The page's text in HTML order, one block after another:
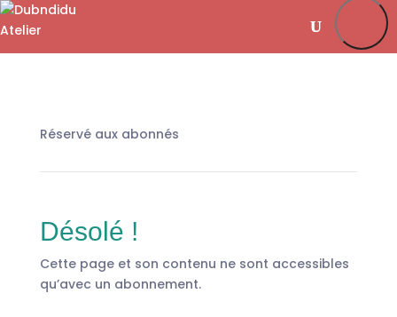
Réservé aux abonnés
Désolé !
Cette page et son contenu ne sont accessibles
qu’avec un abonnement.